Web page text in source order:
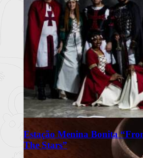
Estação Menina Bonita
The Stars”